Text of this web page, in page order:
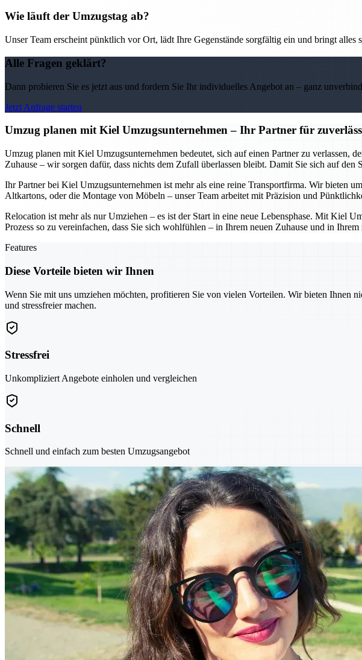
Wie läuft der Umzugstag ab?
Unser Team erscheint pünktlich vor Ort, lädt Ihre Gegenstände sorgfältig ein und bringt alles
Alle Fragen geklärt?
Dann probieren Sie es jetzt aus und fordern Sie Ihr individuelles Angebot an – ganz
Jetzt Anfrage starten
Umzug planen mit Kiel Umzugsunternehmen – Ihr Partner für
Umzug planen mit Kiel Umzugsunternehmen bedeutet, sich auf einen Partner zu
Zuhause – wir sorgen dafür, dass nichts dem Zufall überlassen bleibt. Damit Sie sich auf
Ihr Partner bei Kiel Umzugsunternehmen ist mehr als eine reine Transportfirma. Wir bieten
Altkartons, oder die Montage von Möbeln – unser Team arbeitet mit Präzision und
Relocation ist mehr als nur Umziehen – es ist der Start in eine neue Lebensphase. Mit Kiel
Prozess so zu vereinfachen, dass Sie sich wohlfühlen – in Ihrem neuen Zuhause und in
Features
Diese Vorteile bieten wir Ihnen
Wenn Sie mit uns umziehen möchten, profitieren Sie von vielen Vorteilen. Wir bieten Ihnen
und stressfreier machen.
Stressfrei
Unkompliziert Angebote einholen und vergleichen
Schnell
Schnell und einfach zum besten Umzugsangebot